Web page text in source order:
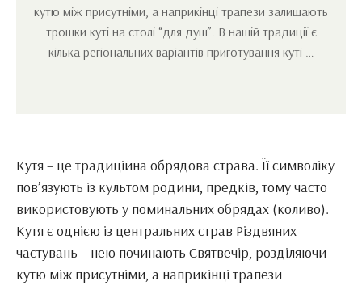
кутю між присутніми, а наприкінці трапези залишають
трошки куті на столі “для душ”. В нашій традиції є
кілька регіональних варіантів приготування куті …
Кутя – це традиційна обрядова страва. Її символіку
пов’язують із культом родини, предків, тому часто
використовують у поминальних обрядах (коливо).
Кутя є однією із центральних страв Різдвяних
частувань – нею починають Святвечір, розділяючи
кутю між присутніми, а наприкінці трапези